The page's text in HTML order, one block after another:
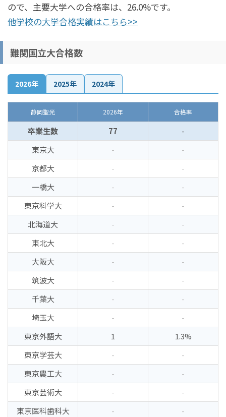
ので、主要大学への合格率は、26.0%です。
他学校の大学合格実績はこちら>>
難関国立大合格数
2026年 2025年 2024年
静岡聖光 2026年 合格率
卒業生数 77
-
東京大
-
-
京都大
-
-
一橋大
-
-
東京科学大
-
-
北海道大
-
-
東北大
-
-
大阪大
-
-
筑波大
-
-
千葉大
-
-
埼玉大
-
-
東京外語大
1
1.3%
東京学芸大
-
-
東京農工大
-
-
東京芸術大
-
-
東京医科歯科大
-
-